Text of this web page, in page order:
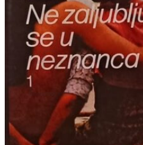
Nema proizvoda u košarici
Povratak u trgovinu
Košarica
Nema proizvoda u košarici
Povratak u trgovinu